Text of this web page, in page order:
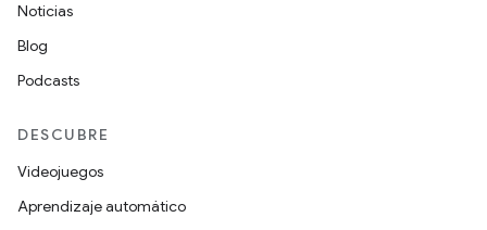
Noticias
Blog
Podcasts
DESCUBRE
Videojuegos
Aprendizaje automático